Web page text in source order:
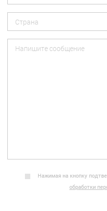
Нажимая на кнопку
обработки